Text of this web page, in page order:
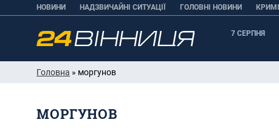
НОВИНИ НАДЗВИЧАЙНІ СИТУАЦІЇ ГОЛОВНІ НОВИНИ
7 СЕРПНЯ
Головна » моргунов
МОРГУНОВ